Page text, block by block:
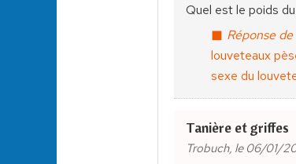
Quel est le poids
Réponse
louveteaux
sexe du
Tanière et griffes
Trobuch, le 06/01/